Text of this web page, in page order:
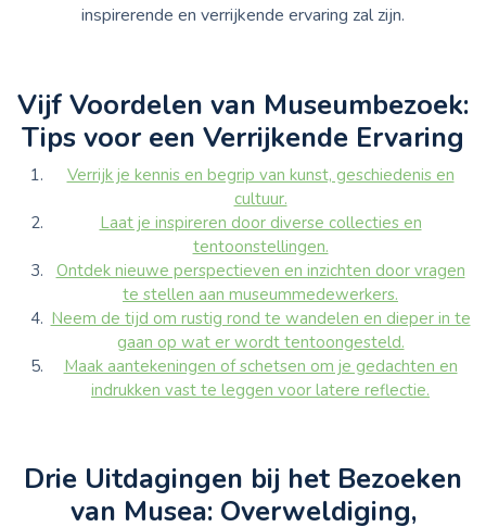
inspirerende en verrijkende ervaring zal zijn.
Vijf Voordelen van Museumbezoek:
Tips voor een Verrijkende Ervaring
Verrijk je kennis en begrip van kunst, geschiedenis en
cultuur.
Laat je inspireren door diverse collecties en
tentoonstellingen.
Ontdek nieuwe perspectieven en inzichten door vragen
te stellen aan museummedewerkers.
Neem de tijd om rustig rond te wandelen en dieper in te
gaan op wat er wordt tentoongesteld.
Maak aantekeningen of schetsen om je gedachten en
indrukken vast te leggen voor latere reflectie.
Drie Uitdagingen bij het Bezoeken
van Musea: Overweldiging,